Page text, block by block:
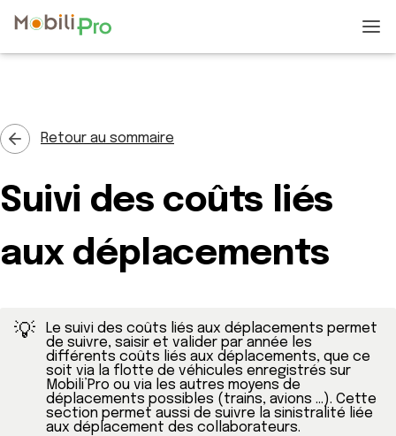
Retour au sommaire
Suivi des coûts liés
aux déplacements
💡
Le suivi des coûts liés aux déplacements permet
de suivre, saisir et valider par année les
différents coûts liés aux déplacements, que ce
soit via la flotte de véhicules enregistrés sur
Mobili’Pro ou via les autres moyens de
déplacements possibles (trains, avions …). Cette
section permet aussi de suivre la sinistralité liée
aux déplacement des collaborateurs.